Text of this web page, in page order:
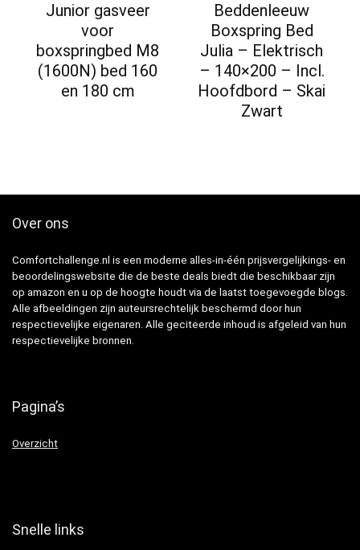
Junior gasveer
voor
boxspringbed M8
(1600N) bed 160
en 180 cm
Beddenleeuw
Boxspring Bed
Julia – Elektrisch
– 140×200 – Incl.
Hoofdbord – Skai
Zwart
Over ons
Comfortchallenge.nl is een moderne alles-in-één prijsvergelijkings- en
beoordelingswebsite die de beste deals biedt die beschikbaar zijn
op amazon en u op de hoogte houdt via de laatst toegevoegde blogs.
Alle afbeeldingen zijn auteursrechtelijk beschermd door hun
respectievelijke eigenaren. Alle geciteerde inhoud is afgeleid van hun
respectievelijke bronnen.
Pagina’s
Overzicht
Snelle links